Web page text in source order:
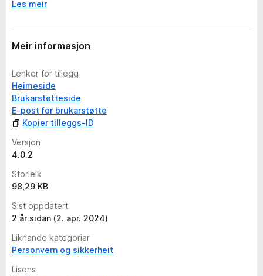
o
Les meir
Meir informasjon
Lenker for tillegg
Heimeside
Brukarstøtteside
E-post for brukarstøtte
Kopier tilleggs-ID
Versjon
4.0.2
Storleik
98,29 KB
Sist oppdatert
2 år sidan (2. apr. 2024)
Liknande kategoriar
Personvern og sikkerheit
Lisens